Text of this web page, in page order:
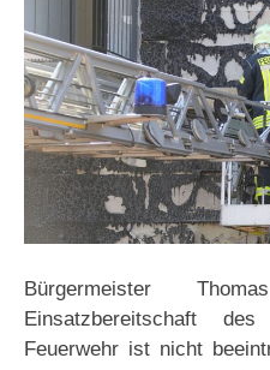
Bürgermeister
Einsatzbereitschaft
Feuerwehr ist nicht